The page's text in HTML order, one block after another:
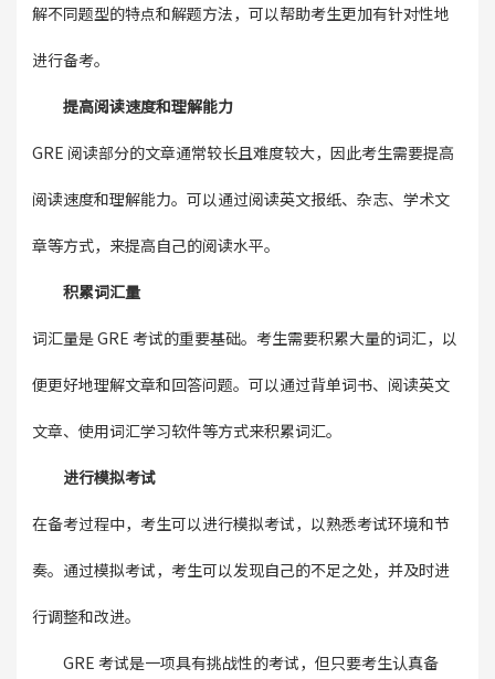
解不同题型的特点和解题方法，可以帮助考生更加有针对性地
进行备考。
提高阅读速度和理解能力
GRE 阅读部分的文章通常较长且难度较大，因此考生需要提高
阅读速度和理解能力。可以通过阅读英文报纸、杂志、学术文
章等方式，来提高自己的阅读水平。
积累词汇量
词汇量是 GRE 考试的重要基础。考生需要积累大量的词汇，以
便更好地理解文章和回答问题。可以通过背单词书、阅读英文
文章、使用词汇学习软件等方式来积累词汇。
进行模拟考试
在备考过程中，考生可以进行模拟考试，以熟悉考试环境和节
奏。通过模拟考试，考生可以发现自己的不足之处，并及时进
行调整和改进。
GRE 考试是一项具有挑战性的考试，但只要考生认真备